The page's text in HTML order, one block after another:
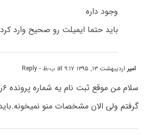
وجود داره
باید حتما ایمیلت رو صحیح وارد
امیر اردیبهشت ۱۳, ۱۳۹۵ at ۹:۱۷ ب٫ظ - Reply
گرفتم ولی الان مشخصات منو